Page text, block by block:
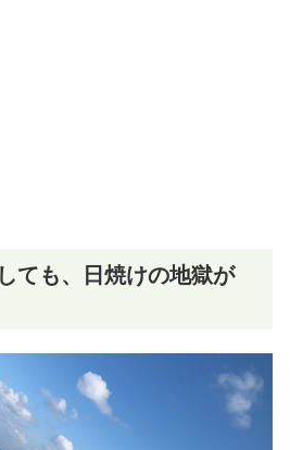
ても、日焼けの地獄が